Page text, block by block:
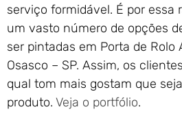
serviço formidável. É por essa
um vasto número de opções
ser pintadas em Porta de Rolo
Osasco – SP. Assim, os
qual tom mais gostam que
produto. Veja o portfólio.